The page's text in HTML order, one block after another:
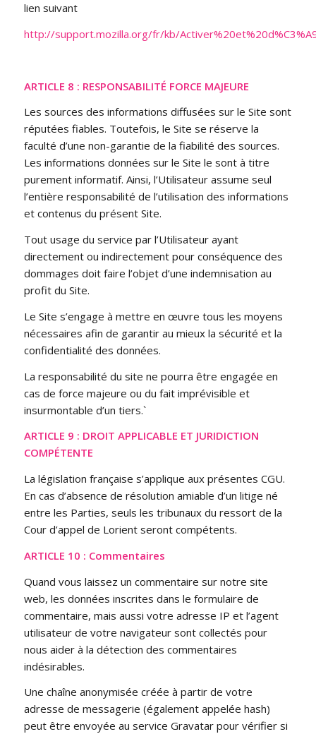
lien suivant
http://support.mozilla.org/fr/kb/
ARTICLE 8 : RESPONSABILITÉ FORCE MAJEURE
Les sources des informations diffusées sur le Site sont
réputées fiables. Toutefois, le Site se réserve la
faculté d’une non-garantie de la fiabilité des sources.
Les informations données sur le Site le sont à titre
purement informatif. Ainsi, l’Utilisateur assume seul
l’entière responsabilité de l’utilisation des informations
et contenus du présent Site.
Tout usage du service par l’Utilisateur ayant
directement ou indirectement pour conséquence des
dommages doit faire l’objet d’une indemnisation au
profit du Site.
Le Site s’engage à mettre en œuvre tous les moyens
nécessaires afin de garantir au mieux la sécurité et la
confidentialité des données.
La responsabilité du site ne pourra être engagée en
cas de force majeure ou du fait imprévisible et
insurmontable d’un tiers.`
ARTICLE 9 : DROIT APPLICABLE ET JURIDICTION
COMPÉTENTE
La législation française s’applique aux présentes CGU.
En cas d’absence de résolution amiable d’un litige né
entre les Parties, seuls les tribunaux du ressort de la
Cour d’appel de Lorient seront compétents.
ARTICLE 10 : Commentaires
Quand vous laissez un commentaire sur notre site
web, les données inscrites dans le formulaire de
commentaire, mais aussi votre adresse IP et l’agent
utilisateur de votre navigateur sont collectés pour
nous aider à la détection des commentaires
indésirables.
Une chaîne anonymisée créée à partir de votre
adresse de messagerie (également appelée hash)
peut être envoyée au service Gravatar pour vérifier si